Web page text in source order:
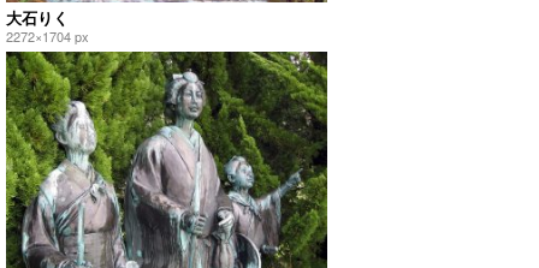
大石りく
2272×1704 px